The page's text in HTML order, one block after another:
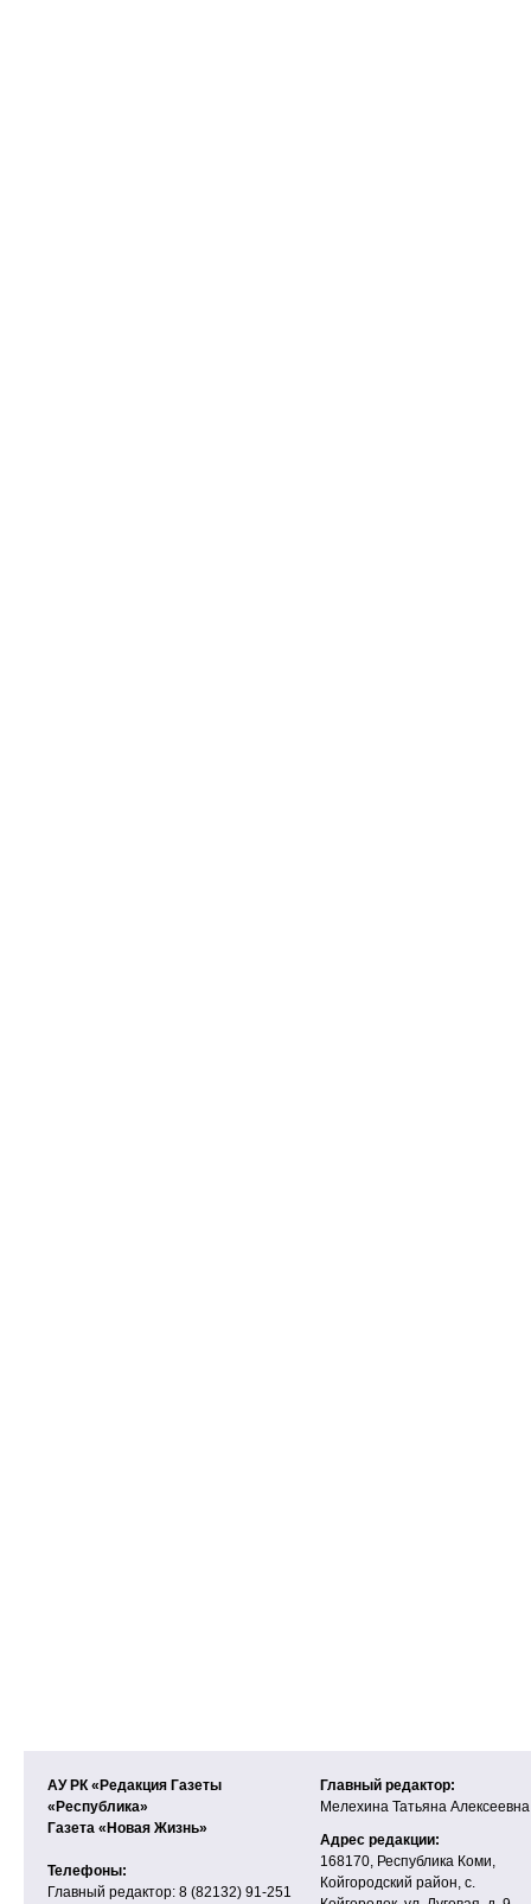
АУ РК «Редакция Газеты
«Республика»
Газета «Новая Жизнь»
Телефоны:
Главный редактор: 8 (82132) 91-251
Главный редактор:
Мелехина Татьяна Алексеевна
Адрес редакции:
168170, Республика Коми,
Койгородский район, с.